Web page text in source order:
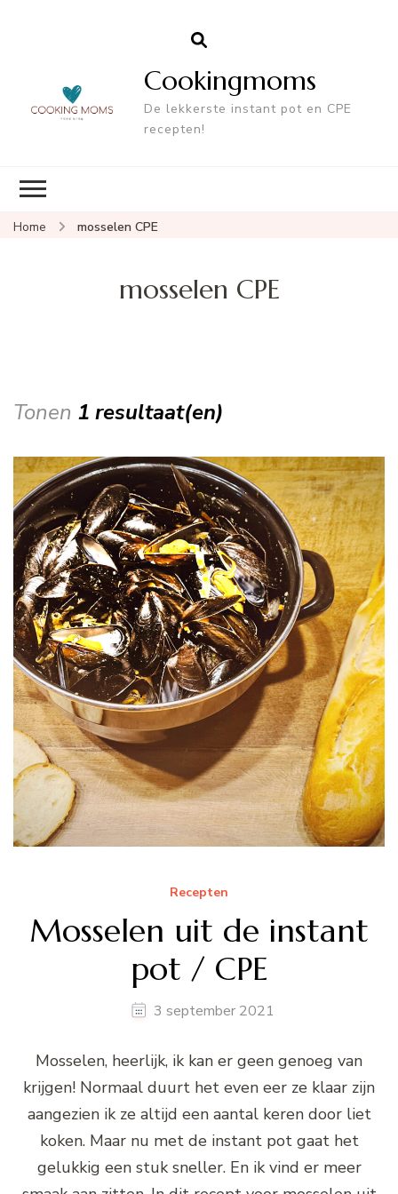
Cookingmoms
De lekkerste instant pot en CPE
recepten!
Home mosselen CPE
mosselen CPE
Tonen 1 resultaat(en)
Recepten
Mosselen uit de instant
pot / CPE
3 september 2021
Mosselen, heerlijk, ik kan er geen genoeg van
krijgen! Normaal duurt het even eer ze klaar zijn
aangezien ik ze altijd een aantal keren door liet
koken. Maar nu met de instant pot gaat het
gelukkig een stuk sneller. En ik vind er meer